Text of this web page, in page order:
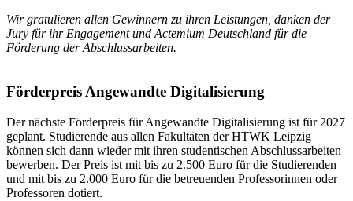
Wir gratulieren allen Gewinnern zu ihren Leistungen, danken der
Jury für ihr Engagement und Actemium Deutschland für die
Förderung der Abschlussarbeiten.
Förderpreis Angewandte Digitalisierung
Der nächste Förderpreis für Angewandte Digitalisierung ist für 2027
geplant. Studierende aus allen Fakultäten der HTWK Leipzig
können sich dann wieder mit ihren studentischen Abschlussarbeiten
bewerben. Der Preis ist mit bis zu 2.500 Euro für die Studierenden
und mit bis zu 2.000 Euro für die betreuenden Professorinnen oder
Professoren dotiert.